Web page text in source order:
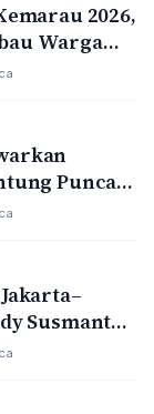
2026,
Warga
Puncak
Susmanto